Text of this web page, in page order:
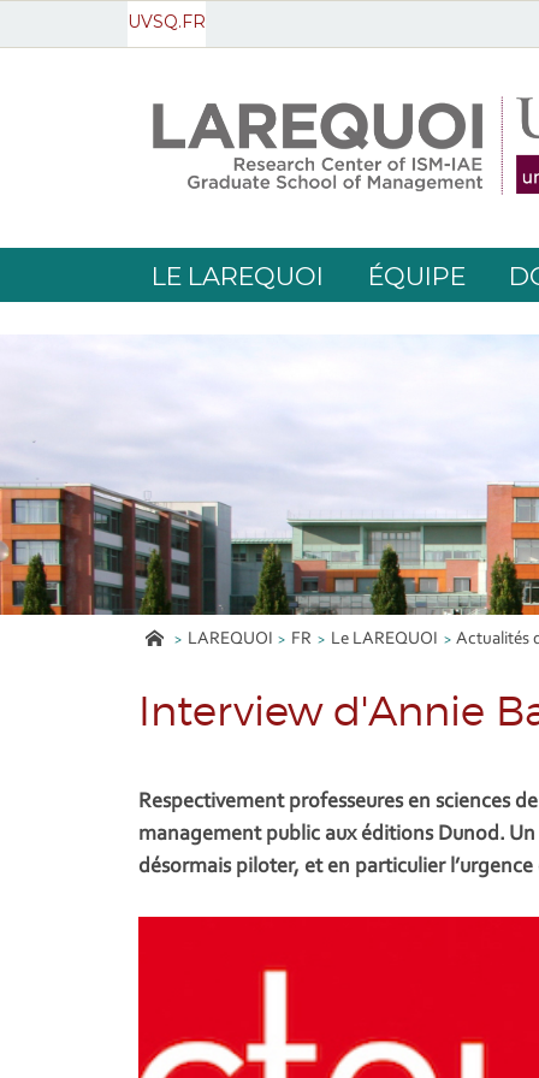
UVSQ.FR
LE LAREQUOI ÉQUIPE
LAREQUOI FR Le LAREQUOI Actualités
Interview d'Annie
Respectivement professeures en sciences
management public aux éditions Dunod.
désormais piloter, et en particulier l’urgence